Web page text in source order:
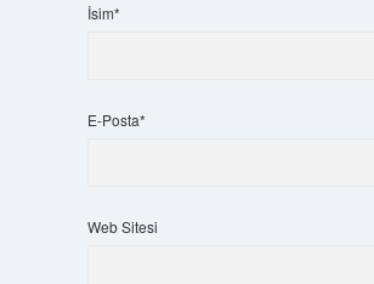
İsim*
E-Posta*
Web Sitesi